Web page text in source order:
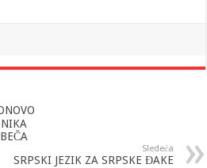
Sledeća
SRPSKI JEZIK ZA SRPSKE ĐAKE